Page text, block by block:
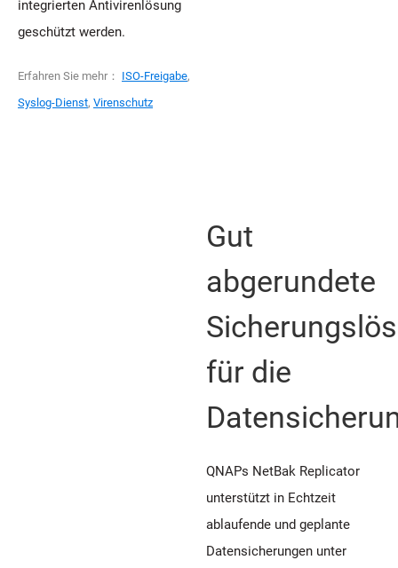
integrierten Antivirenlösung
geschützt werden.
Erfahren Sie mehr： ISO-Freigabe,
Syslog-Dienst, Virenschutz
Gut
abgerundete
für die
QNAPs NetBak Replicator
unterstützt in Echtzeit
ablaufende und geplante
Datensicherungen unter